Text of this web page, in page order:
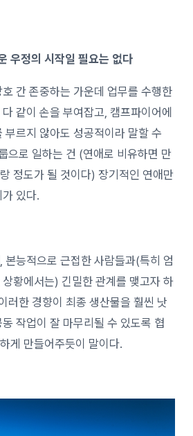
우정의 시작일 필요는 없다
간 존중하는 가운데 업무를 수행한
같이 손을 부여잡고, 캠프파이어에
부르지 않아도 성공적이라 말할 수
으로 일하는 건 (연애로 비유하면 만
정도가 될 것이다) 장기적인 연애만
있다.
본능적으로 근접한 사람들과(특히 엄
황에서는) 긴밀한 관계를 맺고자 하
러한 경향이 최종 생산물을 훨씬 낫
작업이 잘 마무리될 수 있도록 협
게 만들어주듯이 말이다.